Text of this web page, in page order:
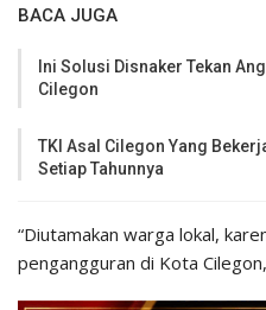
BACA JUGA
Ini Solusi Disnaker Tekan
Cilegon
TKI Asal Cilegon Yang
Setiap Tahunnya
“Diutamakan warga lokal,
pengangguran di Kota